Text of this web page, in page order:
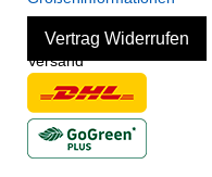
Vertrag Widerrufen
Versand